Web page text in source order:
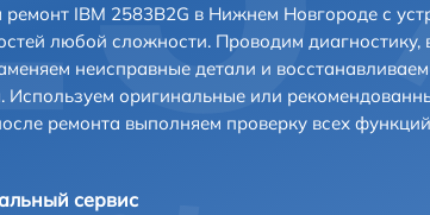
IBM 2583B2G в Нижнем Новгороде с
любой сложности. Проводим
неисправные детали и
Используем оригинальные или
ремонта выполняем проверку всех
сервис